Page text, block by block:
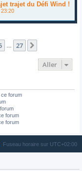
trajet du Défi Wind !
23:20
27
Aller
forum
forum
forum
Fuseau horaire sur UTC+02:00